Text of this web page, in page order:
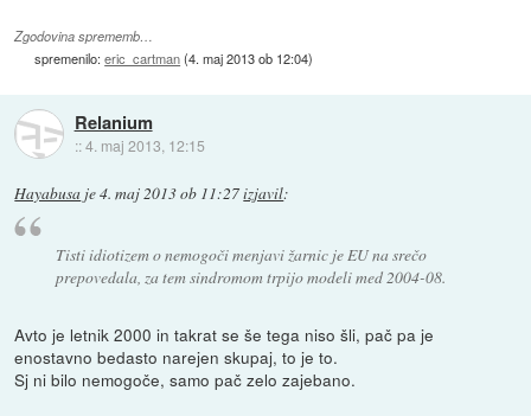
Zgodovina sprememb…
spremenilo:eric_cartman(4. maj 2013 ob 12:04)
Relanium
::4. maj 2013, 12:15
Hayabusa je4. maj 2013 ob 11:27izjavil:
Tisti idiotizem o nemogoči menjavi žarnic je EU na srečo
prepovedala, za tem sindromom trpijo modeli med 2004-08.
Avto je letnik 2000 in takrat se še tega niso šli, pač pa je
enostavno bedasto narejen skupaj, to je to.
Sj ni bilo nemogoče, samo pač zelo zajebano.